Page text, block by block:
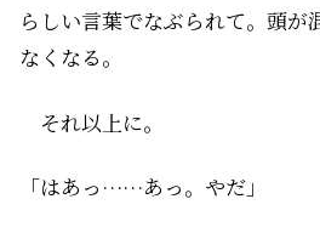
らしい言葉でなぶられて。頭が
なくなる。
それ以上に――。
「はあっ……あっ。やだ」